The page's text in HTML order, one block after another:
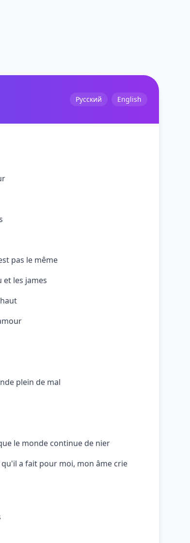
Русский English
pas le même
et les james
plein de mal
le monde continue de nier
a fait pour moi, mon âme crie